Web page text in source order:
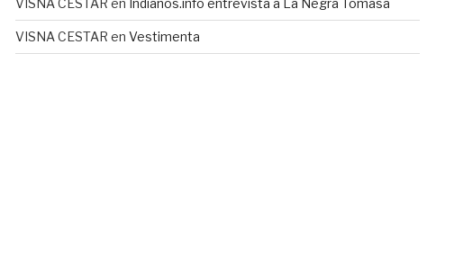
VISNA CESTAR en Indianos.info entrevista a La Negra Tomasa
VISNA CESTAR en Vestimenta